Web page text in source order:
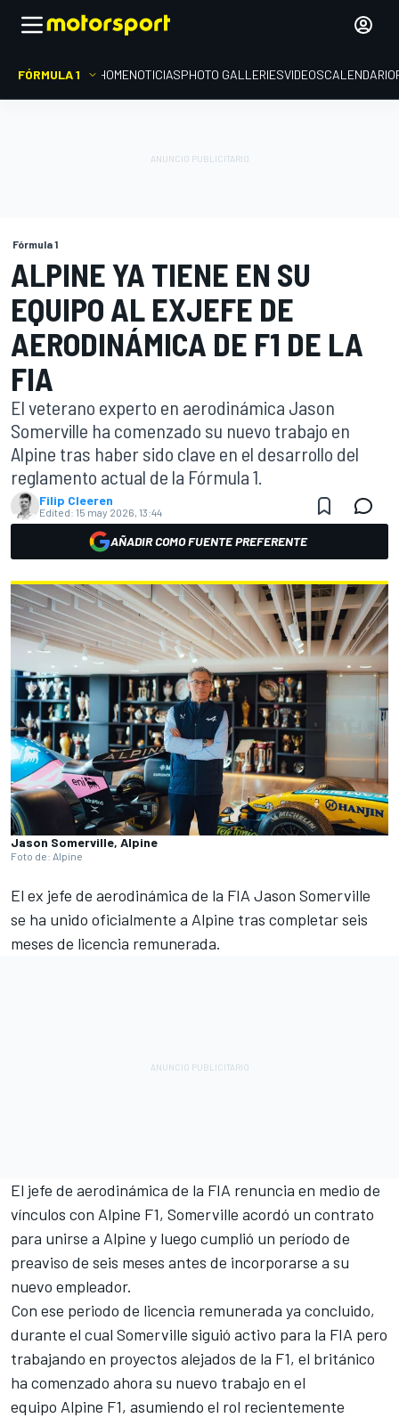
FÓRMULA 1 HOMENOTICIASPHOTO GALLERIESVIDEOSCALENDARIO
Fórmula 1
ALPINE YA TIENE EN SU
EQUIPO AL EXJEFE DE
AERODINÁMICA DE F1 DE LA
FIA
El veterano experto en aerodinámica Jason
Somerville ha comenzado su nuevo trabajo en
Alpine tras haber sido clave en el desarrollo del
reglamento actual de la Fórmula 1.
Filip Cleeren
Edited: 15 may 2026, 13:44
AÑADIR COMO FUENTE PREFERENTE
Jason Somerville, Alpine
Foto de: Alpine
El ex jefe de aerodinámica de la FIA Jason Somerville
se ha unido oficialmente a Alpine tras completar seis
meses de licencia remunerada.
El jefe de aerodinámica de la FIA renuncia en medio de
vínculos con Alpine F1, Somerville acordó un contrato
para unirse a Alpine y luego cumplió un período de
preaviso de seis meses antes de incorporarse a su
nuevo empleador.
Con ese periodo de licencia remunerada ya concluido,
durante el cual Somerville siguió activo para la FIA pero
trabajando en proyectos alejados de la F1, el británico
ha comenzado ahora su nuevo trabajo en el
equipo Alpine F1, asumiendo el rol recientemente